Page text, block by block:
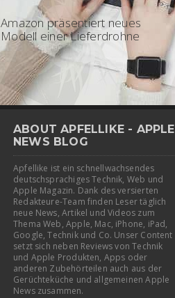
15:45 - Amazon
Amazon präsentiert neues
Modell einer Lieferdrohne
ABOUT APFELLIKE - APPLE
NEWS BLOG
Apfellike ist ein schnellwachsendes
deutschsprachiges Technik, Web und
Apple Magazin. Dank des versierten
Redakteure-Team finden Leser täglich
neue News, Artikel und Videos zum
Thema Web, Apple, Mac, iPhone, iPad,
Google, Technik und Co. Unser Content
setzt sich neben Reviews von Technik
und Apple Produkten, Apps oder
anderen Zubehörteilen auch aus der
Gerüchteküche und allgemeinen Apple
News zusammen.